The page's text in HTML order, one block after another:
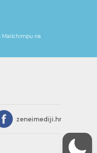
Mailchimpu na
zeneimediji.hr